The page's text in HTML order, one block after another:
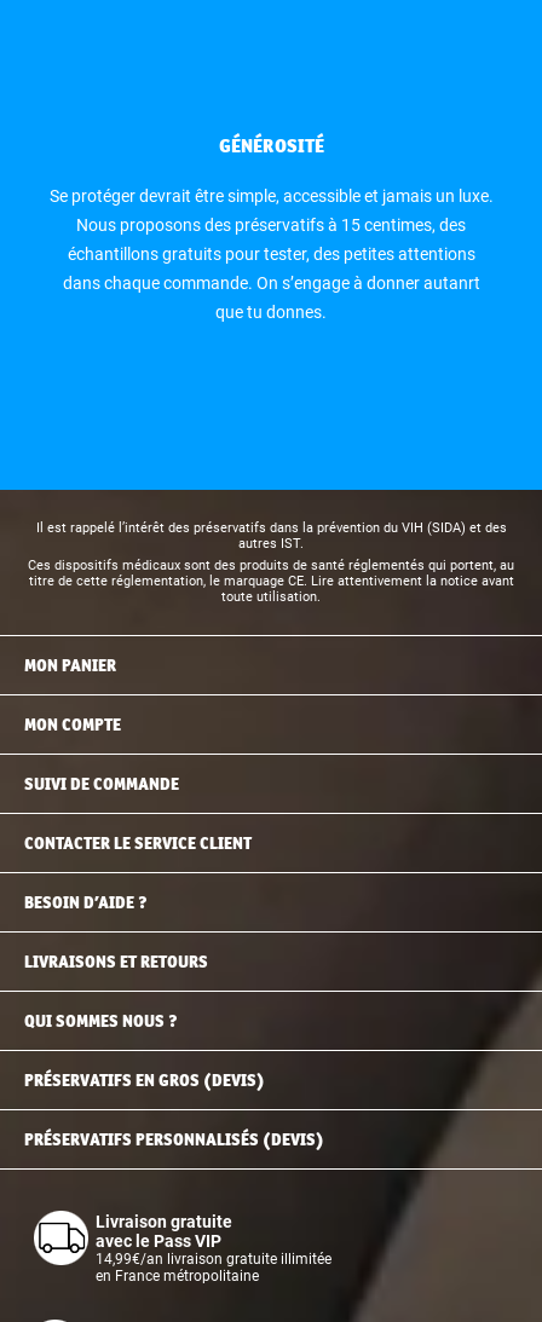
GÉNÉROSITÉ
Se protéger devrait être simple, accessible et jamais un luxe.
Nous proposons des préservatifs à 15 centimes, des
échantillons gratuits pour tester, des petites attentions
dans chaque commande. On s’engage à donner autanrt
que tu donnes.
Il est rappelé l’intérêt des préservatifs dans la prévention du VIH (SIDA) et des
autres IST.
Ces dispositifs médicaux sont des produits de santé réglementés qui portent, au
titre de cette réglementation, le marquage CE. Lire attentivement la notice avant
toute utilisation.
MON PANIER
MON COMPTE
SUIVI DE COMMANDE
CONTACTER LE SERVICE CLIENT
BESOIN D’AIDE ?
LIVRAISONS ET RETOURS
QUI SOMMES NOUS ?
PRÉSERVATIFS EN GROS (DEVIS)
PRÉSERVATIFS PERSONNALISÉS (DEVIS)
Livraison gratuite
avec le Pass VIP
14,99€/an livraison gratuite illimitée
en France métropolitaine